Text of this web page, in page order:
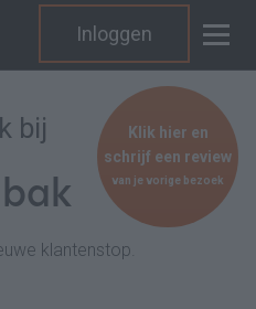
Inloggen
bij
klantenstop.
Klik hier en
schrijf een review
van je vorige bezoek